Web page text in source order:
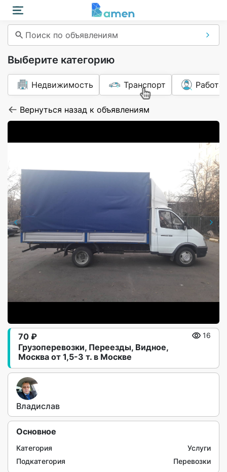
Поиск по объявлениям
Выберите категорию
Недвижимость Транспорт Работа
Вернуться назад к объявлениям
Грузоперевозки, Переезды, Видное,
Москва от 1,5-3 т. в Москве
70 ₽ 16
Владислав
Основное
Категория
Услуги
Подкатегория
Перевозки